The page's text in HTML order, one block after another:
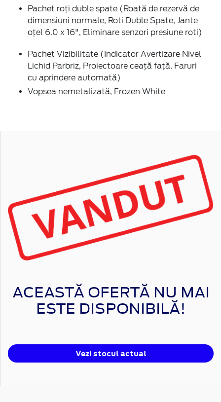
Pachet roți duble spate (Roată de rezervă de
dimensiuni normale, Roti Duble Spate, Jante
oțel 6.0 x 16", Eliminare senzori presiune roti)
Pachet Vizibilitate (Indicator Avertizare Nivel
Lichid Parbriz, Proiectoare ceaţă faţă, Faruri
cu aprindere automată)
Vopsea nemetalizată, Frozen White
ACEASTĂ OFERTĂ NU MAI
ESTE DISPONIBILĂ!
Vezi stocul actual